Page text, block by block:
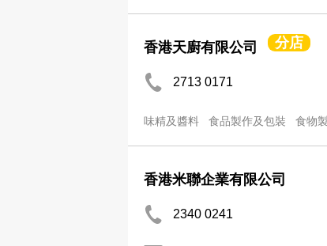
香港天廚有限公司 分店
2713 0171
味精及醬料 食品製作及包裝 食物
香港米聯企業有限公司
2340 0241